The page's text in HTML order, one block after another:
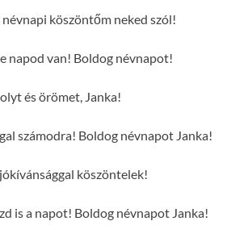
köszöntőm neked szól!
napod van! Boldog névnapot!
és örömet, Janka!
számodra! Boldog névnapot Janka!
köszöntelek!
is a napot! Boldog névnapot Janka!